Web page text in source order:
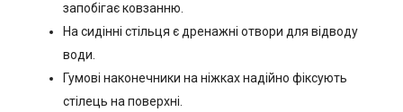
запобігає ковзанню.
На сидінні стільця є дренажні отвори для відводу
води.
Гумові наконечники на ніжках надійно фіксують
стілець на поверхні.